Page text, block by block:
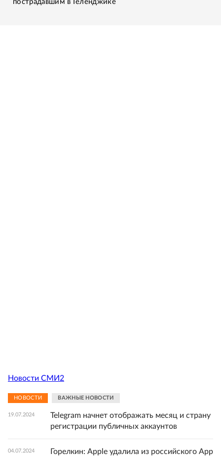
пострадавшим в Геленджике
Новости СМИ2
НОВОСТИ ВАЖНЫЕ НОВОСТИ
19.07.2024
Telegram начнет отображать месяц и страну
регистрации публичных аккаунтов
04.07.2024
Горелкин: Apple удалила из российского App